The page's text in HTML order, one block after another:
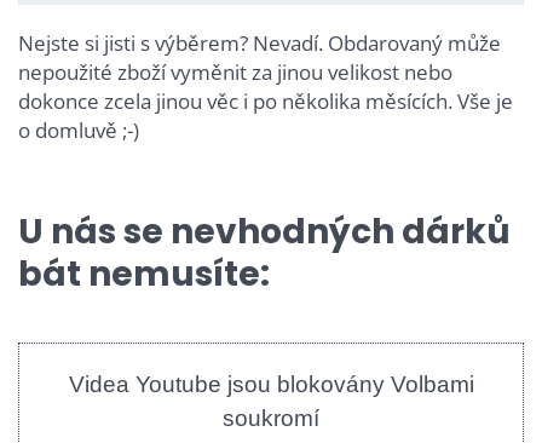
Nejste si jisti s výběrem? Nevadí. Obdarovaný může
nepoužité zboží vyměnit za jinou velikost nebo
dokonce zcela jinou věc i po několika měsících. Vše je
o domluvě ;-)
U nás se nevhodných dárků
bát nemusíte:
Videa Youtube jsou blokovány Volbami
soukromí